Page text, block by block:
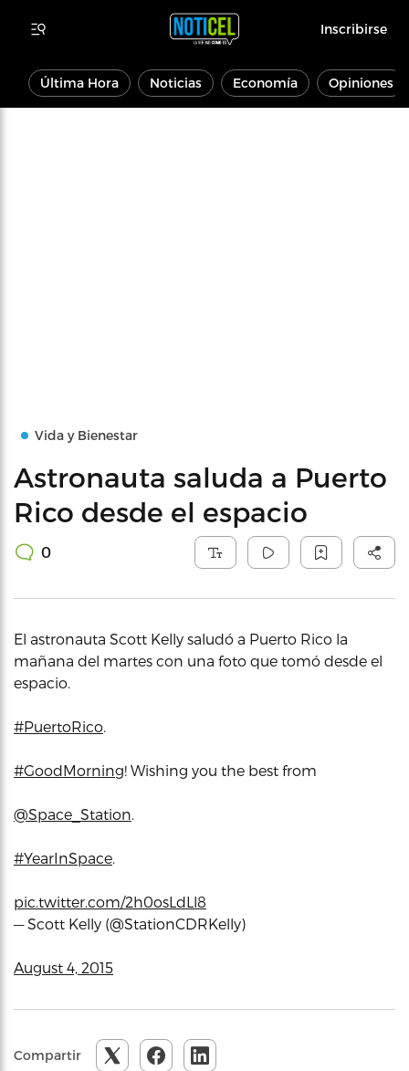
Inscribirse
Última Hora Noticias Economía Opiniones
Vida y Bienestar
Astronauta saluda a Puerto
Rico desde el espacio
0
El astronauta Scott Kelly saludó a Puerto Rico la
mañana del martes con una foto que tomó desde el
espacio.
#PuertoRico.
#GoodMorning! Wishing you the best from
@Space_Station.
#YearInSpace.
pic.twitter.com/2h0osLdLl8
— Scott Kelly (@StationCDRKelly)
August 4, 2015
Compartir